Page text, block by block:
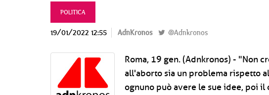
POLITICA
19/01/2022 12:55 AdnKronos @Adnkronos
Roma, 19 gen. (Adnkronos) - "Non
all'aborto sia un problema rispetto
ognuno può avere le sue idee, poi